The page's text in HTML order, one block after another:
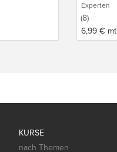
Experten
(8)
6,99 €
KURSE
nach Themen